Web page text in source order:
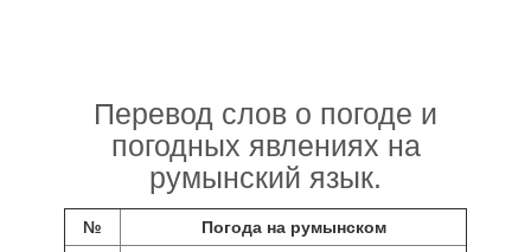
Перевод слов о погоде и
погодных явлениях на
румынский язык.
№ Погода на румынском